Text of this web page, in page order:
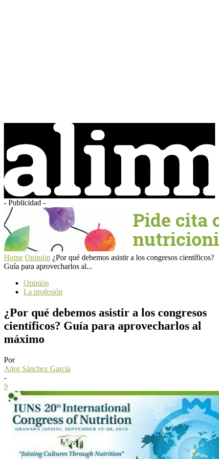
- Publicidad -
Home Opinión ¿Por qué debemos asistir a los congresos científicos?
Guía para aprovecharlos al...
Opinión
La profesión
¿Por qué debemos asistir a los congresos
científicos? Guía para aprovecharlos al
máximo
Por
Aitor Sánchez García
-
9